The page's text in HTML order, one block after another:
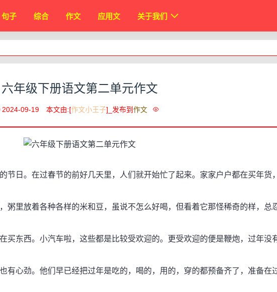
句子 综合 作文 应用文 关于我们
六年级下册语文第二单元作文
2024-09-19 本文由:[作文小王子]_发布到 作文
日。在过春节的前好几天里，人们就开始忙了起来。家家户户都在买年货，
里放着各种各样的米和豆，虽说不怎么好喝，但看着它那怪稀奇的样，总
东西。小汽车啦，这些都是比较受欢迎的。更受欢迎的便是鞭炮，过年没
心劲。他们早已经把过年是吃的，喝的，用的，穿的都预备齐了，准备在